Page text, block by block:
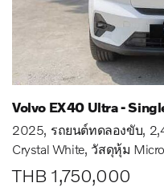
Volvo EX40 Ultra -
2025 รถยนต์ทดลองขับ
Crystal White วัสดุหุ้ม
THB 1,750,000